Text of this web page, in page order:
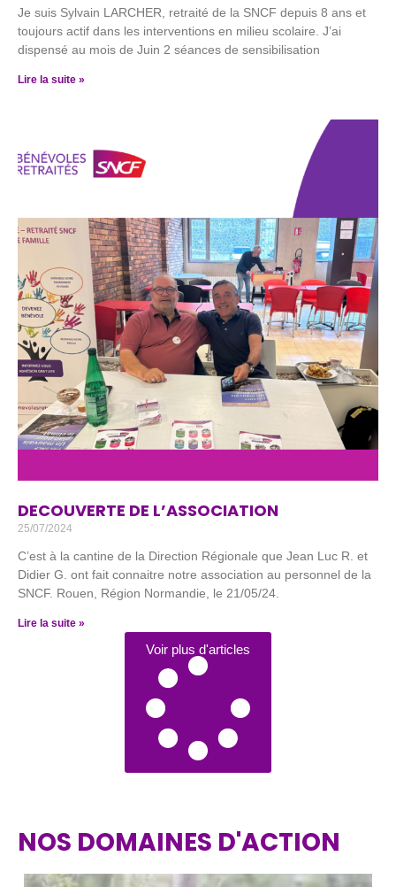
Je suis Sylvain LARCHER, retraité de la SNCF depuis 8 ans et
toujours actif dans les interventions en milieu scolaire. J’ai
dispensé au mois de Juin 2 séances de sensibilisation
Lire la suite »
DECOUVERTE DE L’ASSOCIATION
25/07/2024
C’est à la cantine de la Direction Régionale que Jean Luc R. et
Didier G. ont fait connaitre notre association au personnel de la
SNCF. Rouen, Région Normandie, le 21/05/24.
Lire la suite »
Voir plus d'articles
NOS DOMAINES D'ACTION